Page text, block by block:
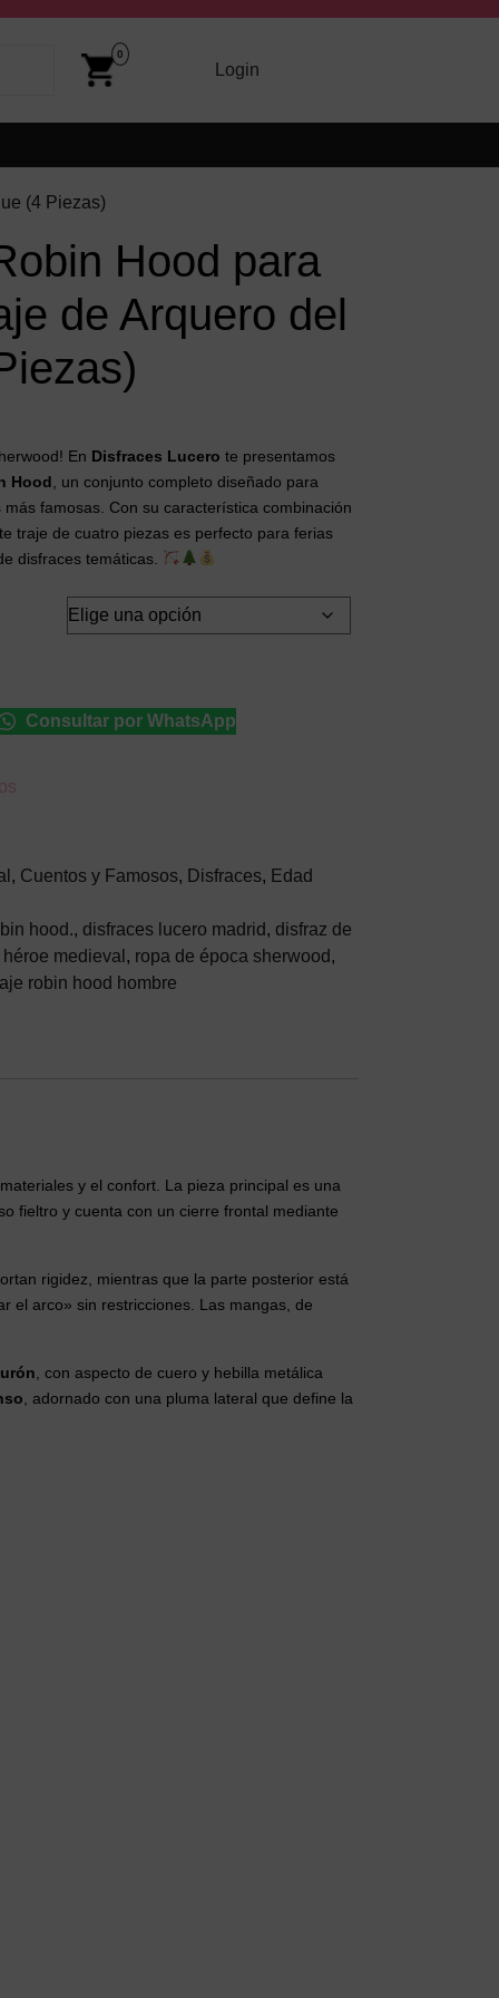
y abajo para revisarlos y Enter para ir a la página
0
Image
Login
(4 Piezas)
Hood para
de Arquero del
En Disfraces Lucero te presentamos
Hood , un conjunto completo diseñado para
famosas. Con su característica combinación
traje de cuatro piezas es perfecto para ferias
disfraces temáticas.
Consultar por WhatsApp
, Cuentos y Famosos, Disfraces, Edad
hood., disfraces lucero madrid , disfraz de
medieval , ropa de época sherwood ,
robin hood hombre
y el confort. La pieza principal es una
fieltro y cuenta con un cierre frontal mediante
rigidez, mientras que la parte posterior está
el arco» sin restricciones. Las mangas, de
, con aspecto de cuero y hebilla metálica
, adornado con una pluma lateral que define la